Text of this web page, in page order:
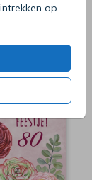
op